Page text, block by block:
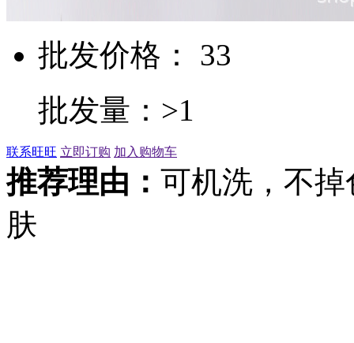
批发价格： 33
批发量：>1
联系旺旺 立即订购 加入购物车
推荐理由： 可机洗，不
肤